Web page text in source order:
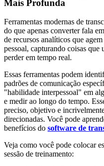
Mais Profunda
Ferramentas modernas de
do que apenas converter fala
de recursos analíticos que
pessoal, capturando coisas
perder em tempo real.
Essas ferramentas podem
padrões de comunicação
"habilidade interpessoal" em
e medir ao longo do tempo.
preciso, objetivo e
direcionadas. Você pode
benefícios do software de
Veja como você pode colocar
sessão de treinamento: